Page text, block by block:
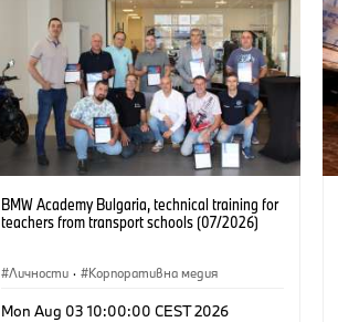
BMW Academy Bulgaria, technical training for
teachers from transport schools (07/2026)
Личности · Корпоративна медия
Mon Aug 03 10:00:00 CEST 2026